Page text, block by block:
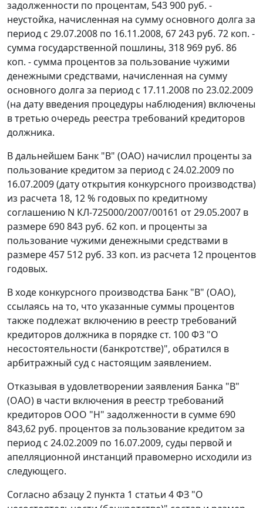
задолженности по процентам, 543 900 руб. -
неустойка, начисленная на сумму основного долга за
период с 29.07.2008 по 16.11.2008, 67 243 руб. 72 коп. -
сумма государственной пошлины, 318 969 руб. 86
коп. - сумма процентов за пользование чужими
денежными средствами, начисленная на сумму
основного долга за период с 17.11.2008 по 23.02.2009
(на дату введения процедуры наблюдения) включены
в третью очередь реестра требований кредиторов
должника.
В дальнейшем Банк "В" (ОАО) начислил проценты за
пользование кредитом за период с 24.02.2009 по
16.07.2009 (дату открытия конкурсного производства)
из расчета 18, 12 % годовых по кредитному
соглашению N КЛ-725000/2007/00161 от 29.05.2007 в
размере 690 843 руб. 62 коп. и проценты за
пользование чужими денежными средствами в
размере 457 512 руб. 33 коп. из расчета 12 процентов
годовых.
В ходе конкурсного производства Банк "В" (ОАО),
ссылаясь на то, что указанные суммы процентов
также подлежат включению в реестр требований
кредиторов должника в порядке ст. 100ФЗ "О
несостоятельности (банкротстве)", обратился в
арбитражный суд с настоящим заявлением.
Отказывая в удовлетворении заявления Банка "В"
(ОАО) в части включения в реестр требований
кредиторов ООО "Н" задолженности в сумме 690
843,62 руб. процентов за пользование кредитом за
период с 24.02.2009 по 16.07.2009, суды первой и
апелляционной инстанций правомерно исходили из
следующего.
Согласно абзацу 2 пункта 1 статьи 4ФЗ "О